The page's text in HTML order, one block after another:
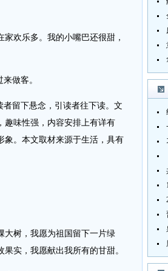
欢乐多。我的小嘴巴还很甜，
做客。
留下悬念，引读者往下读。文
趣味性强，内容安排上有详有
象。本文取材来源于生活，具有
树，我愿为祖国留下一片绿
实，我愿献出我所有的甘甜。